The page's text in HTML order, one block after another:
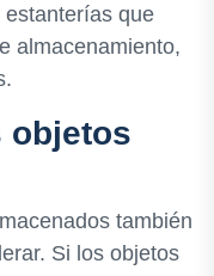
que
almacenamiento,
objetos
también
Si los objetos